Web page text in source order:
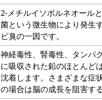
2-メチルイソボルネオール
菌という微生物により発生
ビ臭の一因です。
神経毒性、腎毒性、タンパ
に吸収された鉛のほとんど
沈着します。さまざまな症
の場合は脳の成長を阻害す